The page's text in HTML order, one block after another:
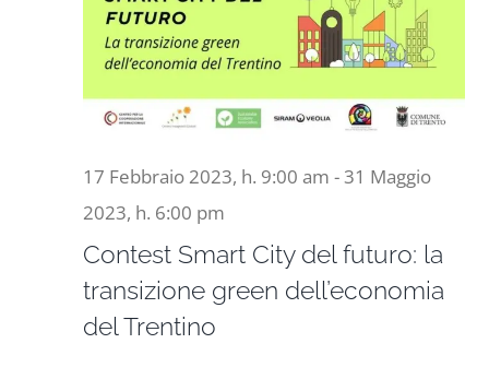
Progetti
In rete con
Chi siamo
Aprile
2023,
Contest Smart City del futuro: la
transizione green dell’economia
del Trentino
17 Febbraio 2023, h. 9:00 am -31 Maggio
2023, h. 6:00 pm